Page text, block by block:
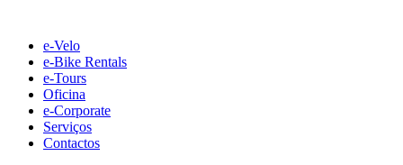
contente-Velo
e-Bike Rentals
e-Tours
Oficina
e-Corporate
Serviços
Contactos